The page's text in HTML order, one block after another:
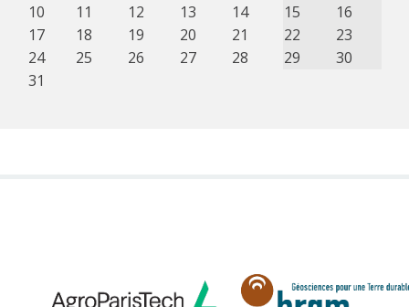
10
11 12 13 14 15
16
17
18 19 20 21 22
23
24
25 26 27 28 29
30
31